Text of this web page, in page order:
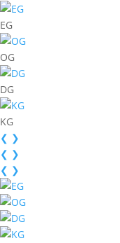
EG
OG
DG
KG
❮ ❯
❮ ❯
❮ ❯